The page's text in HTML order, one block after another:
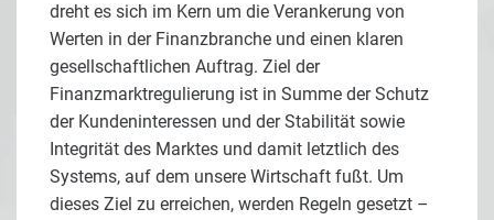
dreht es sich im Kern um die Verankerung von
Werten in der Finanzbranche und einen klaren
gesellschaftlichen Auftrag. Ziel der
Finanzmarktregulierung ist in Summe der Schutz
der Kundeninteressen und der Stabilität sowie
Integrität des Marktes und damit letztlich des
Systems, auf dem unsere Wirtschaft fußt. Um
dieses Ziel zu erreichen, werden Regeln gesetzt –